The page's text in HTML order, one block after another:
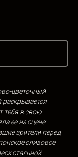
цветочный
раскрывается
тебя в свою
ее на сцене:
зрители перед
сливовое
стальной